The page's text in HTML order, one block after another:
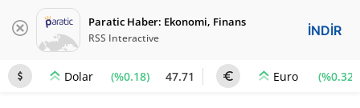
Paratic Haber: Ekonomi, Finans
RSS Interactive İNDİR
Dolar (%0.18) 47.71 Euro (%0.32)